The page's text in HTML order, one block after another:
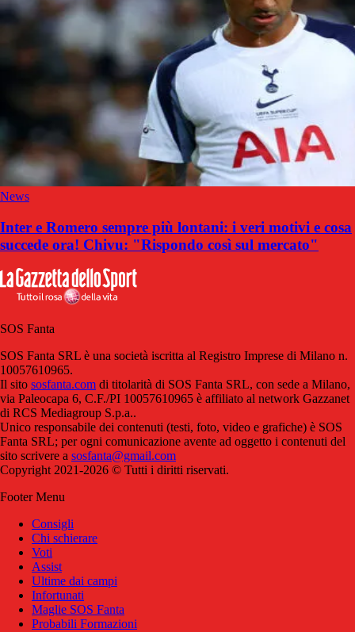
News
Inter e Romero sempre più lontani: i veri motivi e cosa
succede ora! Chivu: "Rispondo così sul mercato"
SOS Fanta
SOS Fanta SRL è una società iscritta al Registro Imprese di Milano n.
10057610965.
Il sito sosfanta.com di titolarità di SOS Fanta SRL, con sede a Milano,
via Paleocapa 6, C.F./PI 10057610965 è affiliato al network Gazzanet
di RCS Mediagroup S.p.a..
Unico responsabile dei contenuti (testi, foto, video e grafiche) è SOS
Fanta SRL; per ogni comunicazione avente ad oggetto i contenuti del
sito scrivere a sosfanta@gmail.com
Copyright 2021-2026 © Tutti i diritti riservati.
Footer Menu
Consigli
Chi schierare
Voti
Assist
Ultime dai campi
Infortunati
Maglie SOS Fanta
Probabili Formazioni